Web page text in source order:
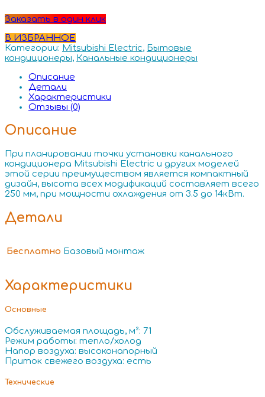
Заказать в один клик
В ИЗБРАННОЕ
Категории: Mitsubishi Electric, Бытовые
кондиционеры, Канальные кондиционеры
Описание
Детали
Характеристики
Отзывы (0)
Описание
При планировании точки установки канального
кондиционера Mitsubishi Electric и других моделей
этой серии преимуществом является компактный
дизайн, высота всех модификаций составляет всего
250 мм, при мощности охлаждения от 3.5 до 14кВт.
Детали
Бесплатно Базовый монтаж
Характеристики
Основные
Обслуживаемая площадь, м²: 71
Режим работы: тепло/холод
Напор воздуха: высоконапорный
Приток свежего воздуха: есть
Технические